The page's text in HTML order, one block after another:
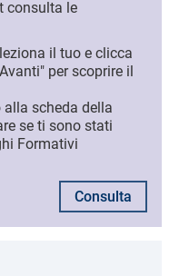
consulta le
il tuo e clicca
per scoprire il
scheda della
se ti sono stati
Formativi
Consulta